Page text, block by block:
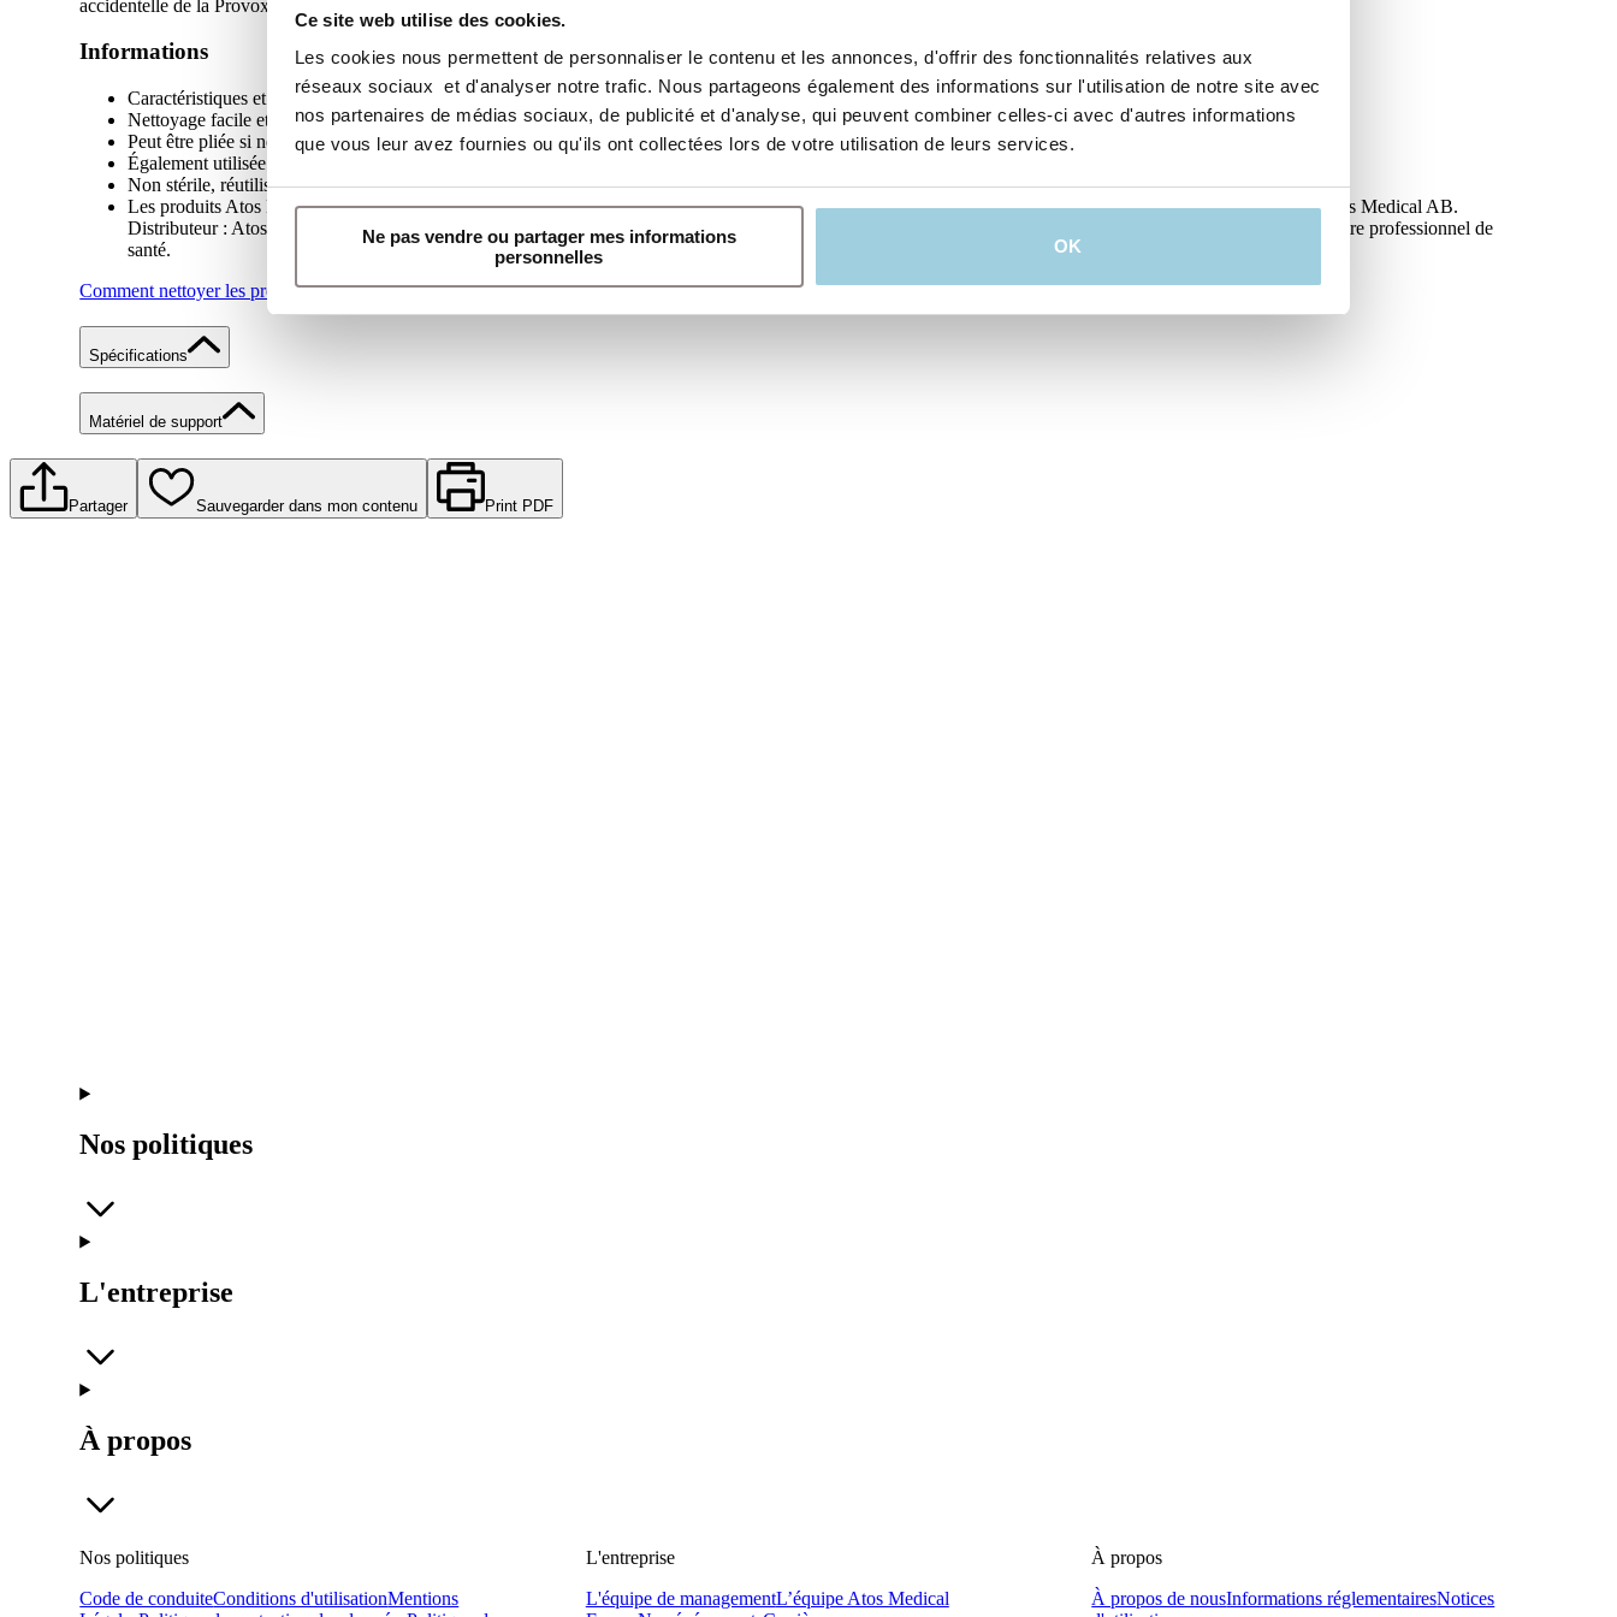
Ce site web utilise des cookies.
Les cookies nous permettent de personnaliser le contenu et les annonces, d'offrir des fonctionnalités relatives aux
réseaux sociaux et d'analyser notre trafic. Nous partageons également des informations sur l'utilisation de notre site avec
nos partenaires de médias sociaux, de publicité et d'analyse, qui peuvent combiner celles-ci avec d'autres informations
que vous leur avez fournies ou qu'ils ont collectées lors de votre utilisation de leurs services.
Ne pas vendre ou partager mes informations
personnelles
OK
accidentelle de la Provox Brush. Disponible en deux longueurs.
Informations
Caractéristiques et avantages
Nettoyage facile et efficace
Peut être pliée si nécessaire
Également utilisée pour insérer le Provox Plug ou le Provox Vega Plug
Non stérile, réutilisable. Usage sur un seul patient. Pour les prothèses phonatoires de 12,5 et 15 mm, utilisez la Provox Brush XL.
Les produits Atos Medical sont des dispositifs médicaux, produits de santé réglementés qui portent, au titre de cette réglementation, le marque CE. Fabricant : Atos Medical AB.
Distributeur : Atos Medical S.A.S. Attention, lire attentivement la notice d’instructions de chaque produit avant utilisation. Pour plus d’informations, consultez votre professionnel de
santé.
Comment nettoyer les prothèses phonatoire Provox
Spécifications
Matériel de support
Partager Sauvegarder dans mon contenu Print PDF
Nos politiques
L'entreprise
À propos
Nos politiques
Code de conduiteConditions d'utilisationMentions
L'entreprise
L'équipe de managementL’équipe Atos Medical
À propos
À propos de nousInformations réglementairesNotices